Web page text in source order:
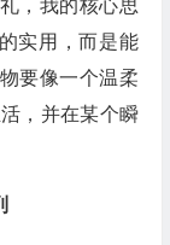
，我的核心思
实用，而是能
要像一个温柔
，并在某个瞬